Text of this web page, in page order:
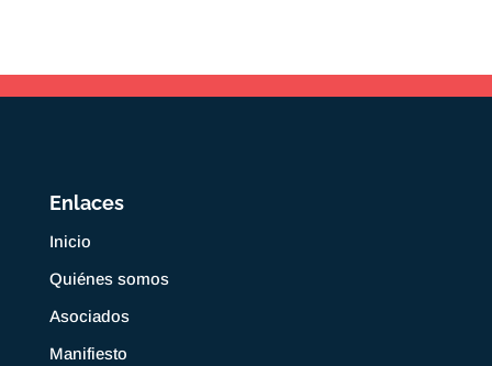
Enlaces
Inicio
Quiénes somos
Asociados
Manifiesto